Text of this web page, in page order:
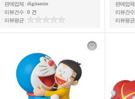
판매업체 digitamin
리뷰건수 0 건
리뷰평균
판매업체
리뷰건수
리뷰평균